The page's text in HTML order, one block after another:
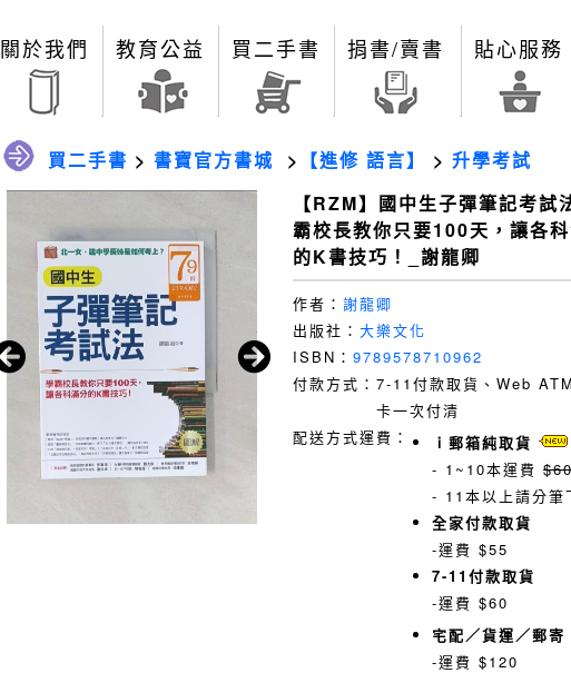
關於我們 教育公益 買二手書 捐書/賣書 貼心服務
買二手書 > 書寶官方書城 > 【進修 語言】 > 升學考試
【RZM】國中生子彈筆記考試
霸校長教你只要100天，讓各
的K書技巧！_謝龍卿
作者： 謝龍卿
出版社： 大樂文化
ISBN： 9789578710962
付款方式： 7-11付款取貨、Web
卡一次付清
配送方式運費：
ｉ郵箱純取貨
- 1~10本運費
- 11本以上請分筆
全家付款取貨
-運費 $55
7-11付款取貨
-運費 $60
宅配／貨運／郵寄
-運費 $120